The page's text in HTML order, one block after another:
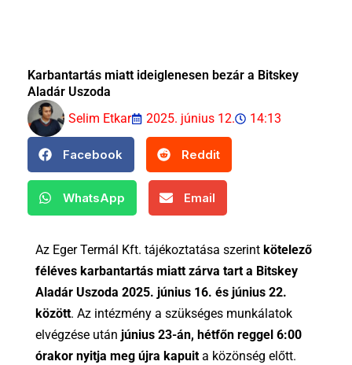
Karbantartás miatt ideiglenesen bezár a Bitskey
Aladár Uszoda
Selim Etkar
2025. június 12. 14:13
Facebook Reddit
WhatsApp Email
Az Eger Termál Kft. tájékoztatása szerint kötelező
féléves karbantartás miatt zárva tart a Bitskey
Aladár Uszoda 2025. június 16. és június 22.
között. Az intézmény a szükséges munkálatok
elvégzése után június 23-án, hétfőn reggel 6:00
órakor nyitja meg újra kapuit a közönség előtt.